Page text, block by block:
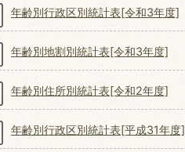
年齢別行政区別統計表[令和3年度]
年齢別地割別統計表[令和3年度]
年齢別住所別統計表[令和2年度]
年齢別行政区別統計表[平成31年度]